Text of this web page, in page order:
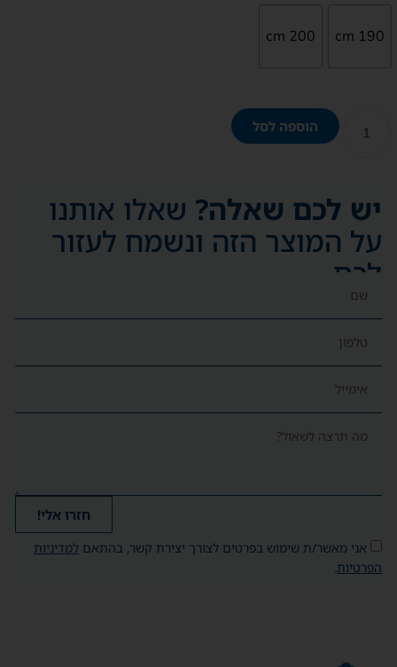
190 cm
200 cm
הוספה לסל
יש לכם שאלה? שאלו אותנו
על המוצר הזה ונשמח לעזור
לכם
אני מאשר/ת שימוש בפרטים לצורך יצירת קשר, בהתאם למדיניות
הפרטיות.
חזרו אלי!